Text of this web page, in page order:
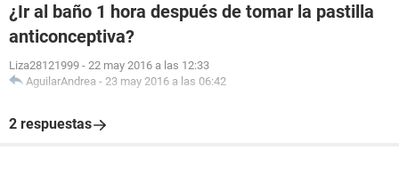
¿Ir al baño 1 hora después de tomar la pastilla
anticonceptiva?
Liza28121999 - 22 may 2016 a las 12:33
AguilarAndrea - 23 may 2016 a las 06:42
2 respuestas